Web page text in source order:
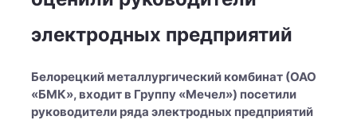
электродных предприятий
Белорецкий металлургический комбинат (ОАО
«БМК», входит в Группу «Мечел») посетили
руководители ряда электродных предприятий